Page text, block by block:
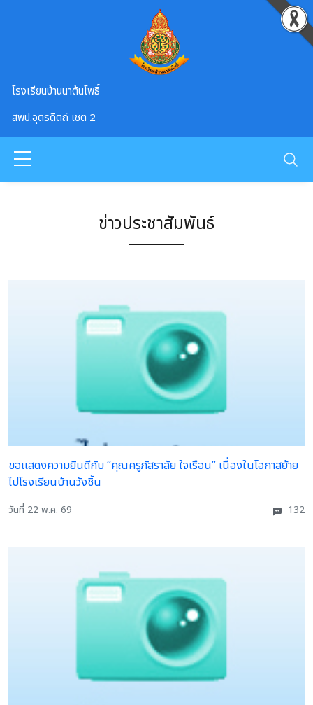
โรงเรียนบ้านนาต้นโพธิ์
สพป.อุตรดิตถ์ เชต 2
ข่าวประชาสัมพันธ์
ขอเเสดงความยินดีกับ “คุณครูภัสราลัย ใจเรือน” เนื่องในโอกาสย้าย
ไปโรงเรียนบ้านวังชิ้น
วันที่ 22 พ.ค. 69 132